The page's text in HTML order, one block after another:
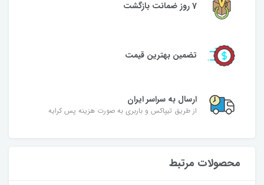
7 روز ضمانت بازگشت
تضمین بهترین قیمت
ارسال به سراسر ایران
از طریق تیپاکس و باربری به صورت هزینه پس کرایه
محصولات مرتبط